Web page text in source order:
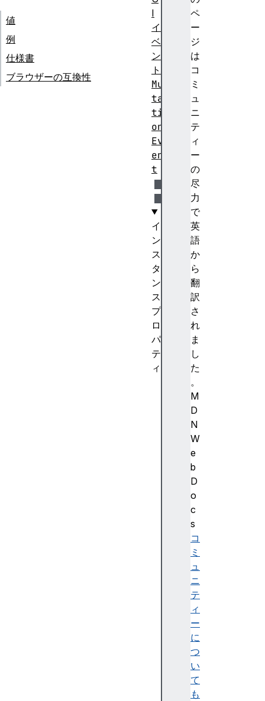
ペ
ー
ジ
は
コ
ミ
ュ
ニ
テ
ィ
ー
の
尽
力
で
英
語
か
ら
翻
訳
さ
れ
ま
し
た
。
M
D
N
W
e
b
D
o
c
s
コ
ミ
ュ
ニ
テ
ィ
ー
に
つ
い
て
も
値
例
仕様書
ブラウザーの互換性
I
イ
ベ
ン
ト
Mu
ta
ti
on
Ev
en
t
イ
ン
ス
タ
ン
ス
プ
ロ
パ
テ
ィ